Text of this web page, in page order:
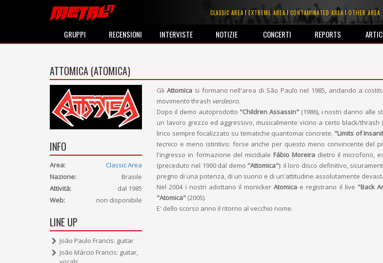
CLASSIC AREA EXTREME AREA CONTAMINATED AREA OTHER AREA
GRUPPI RECENSIONI INTERVISTE NOTIZIE CONCERTI REPORTS
ATTOMICA (ATOMICA)
INFO
Area:
Classic Area
Nazione:
Brasile
Attività:
dal 1985
Web:
non disponibile
LINE UP
João Paulo Francis: guitar
João Márcio Francis: guitar,
GliAttomica si formano nell'area di São Paulo nel 1985, andando a
movimento thrash verdeoro.
Dopo il demo autoprodotto "Children Assassin" (1986), i nostri danno alle
un lavoro grezzo ed aggressivo, musicalmente vicino a certo black/thrash
lirico sempre focalizzato su tematiche quantomai concrete. "Limits of
tecnico e meno istintivo: forse anche per questo meno convincente del
l'ingresso in formazione del micidiale Fábio Moreiradietro il microfono,
(preceduto nel 1990 dal demo "Attomica"): il loro disco definitivo,
pregno di una potenza, di un suono e di un'attitudine assolutamente
Nel 2004 i nostri adottano il monickerAtomica e registrano il live "Back
"Atomica" (2005).
E' dello scorso anno il ritorno al vecchio nome.